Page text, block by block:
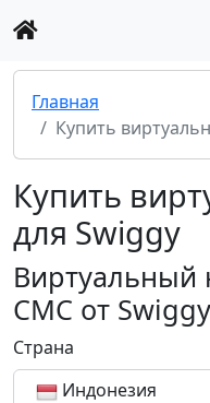
Главная
Купить
Купить
для Swiggy
Виртуальный
СМС от Swiggy
Страна
Индонезия